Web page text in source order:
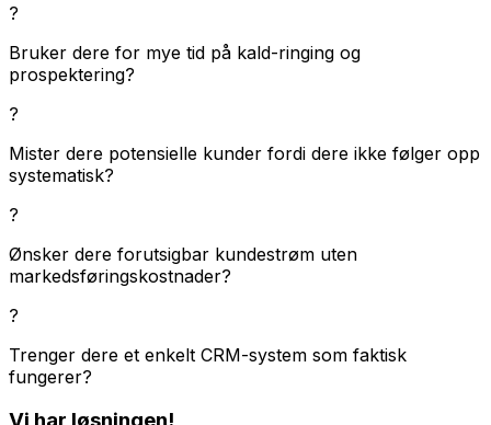
?
Bruker dere for mye tid på kald-ringing og
prospektering?
?
Mister dere potensielle kunder fordi dere ikke følger opp
systematisk?
?
Ønsker dere forutsigbar kundestrøm uten
markedsføringskostnader?
?
Trenger dere et enkelt CRM-system som faktisk
fungerer?